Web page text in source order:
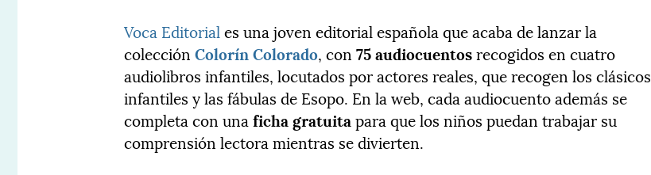
Voca Editoriales una joven editorial española que acaba de lanzar la
colecciónColorín Colorado, con75 audiocuentosrecogidos en cuatro
audiolibros infantiles, locutados por actores reales, que recogen los clásicos
infantiles y las fábulas de Esopo. En la web, cada audiocuento además se
completa con unaficha gratuitapara que los niños puedan trabajar su
comprensión lectora mientras se divierten.